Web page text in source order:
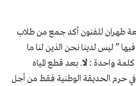
طهران للفنون أكد جمع من طلاب
” ليس لدينا نحن الذين لنا ما
كلمة واحدة :لا. بعد قطع المياه
حرم الحديقة الوطنية فقط من أجل